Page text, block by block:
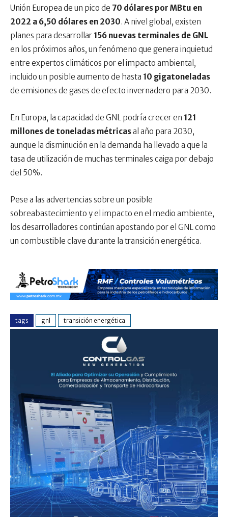
Unión Europea de un pico de 70 dólares por MBtu en
2022 a 6,50 dólares en 2030. A nivel global, existen
planes para desarrollar 156 nuevas terminales de GNL
en los próximos años, un fenómeno que genera inquietud
entre expertos climáticos por el impacto ambiental,
incluido un posible aumento de hasta 10 gigatoneladas
de emisiones de gases de efecto invernadero para 2030.
En Europa, la capacidad de GNL podría crecer en 121
millones de toneladas métricasal año para 2030,
aunque la disminución en la demanda ha llevado a que la
tasa de utilización de muchas terminales caiga por debajo
del 50%.
Pese a las advertencias sobre un posible
sobreabastecimiento y el impacto en el medio ambiente,
los desarrolladores continúan apostando por el GNL como
un combustible clave durante la transición energética.
tags gnl transición energética